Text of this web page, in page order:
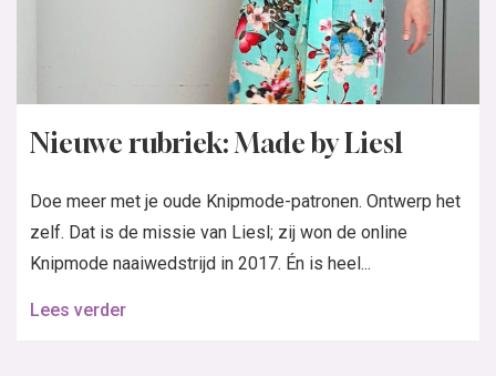
Nieuwe rubriek: Made by Liesl
Doe meer met je oude Knipmode-patronen. Ontwerp het
zelf. Dat is de missie van Liesl; zij won de online
Knipmode naaiwedstrijd in 2017. Én is heel...
Lees verder